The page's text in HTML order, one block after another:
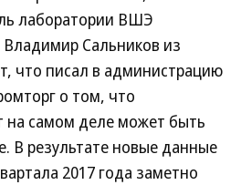
лаборатории ВШЭ
Сальников из
что писал в администрацию
о том, что
самом деле может быть
В результате новые данные
2017 года заметно